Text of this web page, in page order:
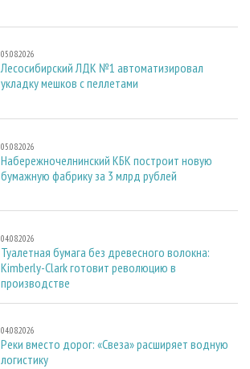
05.08.2026
Лесосибирский ЛДК №1 автоматизировал
укладку мешков с пеллетами
05.08.2026
Набережночелнинский КБК построит новую
бумажную фабрику за 3 млрд рублей
04.08.2026
Туалетная бумага без древесного волокна:
Kimberly-Clark готовит революцию в
производстве
04.08.2026
Реки вместо дорог: «Свеза» расширяет водную
логистику